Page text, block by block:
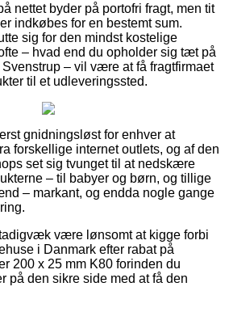
nettet byder på portofri fragt, men tit
indkøbes for en bestemt sum.
sig for den mindst kostelige
– hvad end du opholder sig tæt på
– vil være at få fragtfirmaet
til et udleveringssted.
gnidningsløst for enhver at
forskellige internet outlets, og af den
set sig tvunget til at nedskære
– til babyer og børn, og tillige
– markant, og endda nogle gange
være lønsomt at kigge forbi
i Danmark efter rabat på
200 x 25 mm K80 forinden du
på den sikre side med at få den